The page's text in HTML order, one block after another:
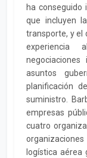
ha conseguido
que incluyen
transporte, y el
experiencia
negociaciones
asuntos
planificación
suministro.
empresas
cuatro
logística aérea